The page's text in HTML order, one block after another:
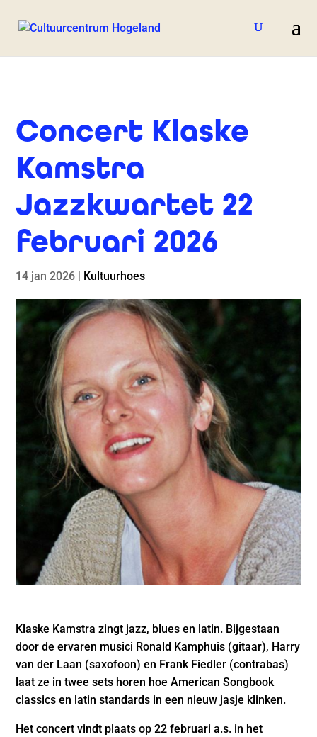
Concert Klaske
Kamstra
Jazzkwartet 22
februari 2026
14 jan 2026 | Kultuurhoes
Klaske Kamstra zingt jazz, blues en latin. Bijgestaan
door de ervaren musici Ronald Kamphuis (gitaar), Harry
van der Laan (saxofoon) en Frank Fiedler (contrabas)
laat ze in twee sets horen hoe American Songbook
classics en latin standards in een nieuw jasje klinken.
Het concert vindt plaats op 22 februari a.s. in het